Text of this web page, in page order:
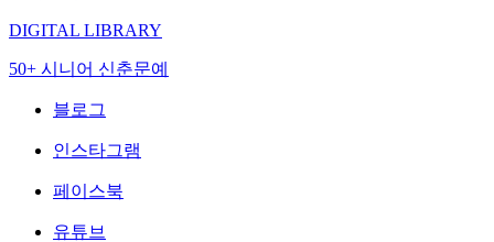
DIGITAL LIBRARY
50+ 시니어 신춘문예
블로그
인스타그램
페이스북
유튜브